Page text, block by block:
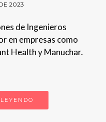
2023
de Ingenieros
en empresas como
Health y Manuchar.